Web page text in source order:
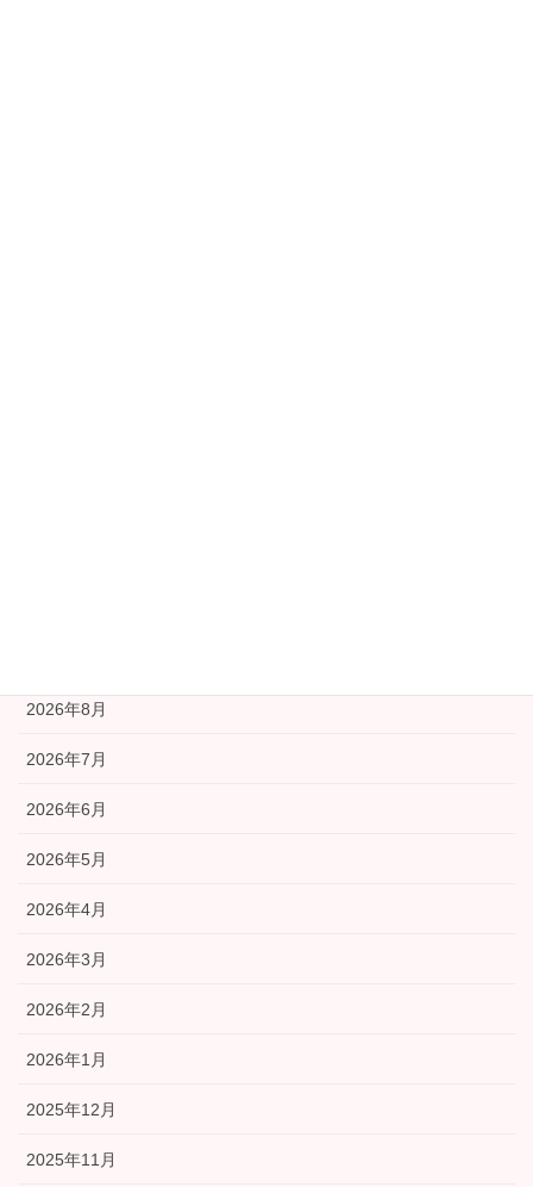
2026年8月
2026年7月
2026年6月
2026年5月
2026年4月
2026年3月
2026年2月
2026年1月
2025年12月
2025年11月